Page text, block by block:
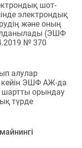
шот-
электрондық
және оның
(ЭШФ
№ 370
алулар
кейін ЭШФ АЖ-да
шартты орындау
түрде